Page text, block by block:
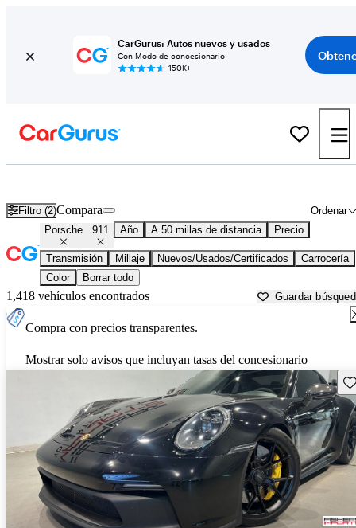
CarGurus: Autos nuevos y usados
Con Modo de concesionario
150K+
Filtro (2) Ordenar
Compara
Porsche 911 Año A 50 millas de distancia Precio
Transmisión Millaje Nuevos/Usados/Certificados
Carrocería
Color
Borrar todo
1,418 vehículos encontrados Guardar
Compra con precios transparentes.
Mostrar solo avisos que incluyan tasas del concesionario